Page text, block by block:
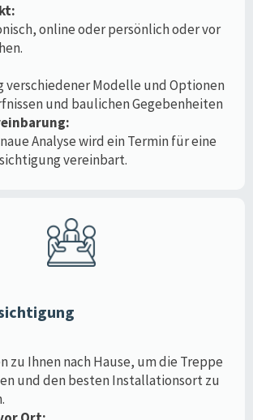
online oder persönlich oder vor
verschiedener Modelle und Optionen
und baulichen Gegebenheiten
Analyse wird ein Termin für eine
vereinbart.
zu Ihnen nach Hause, um die Treppe
und den besten Installationsort zu